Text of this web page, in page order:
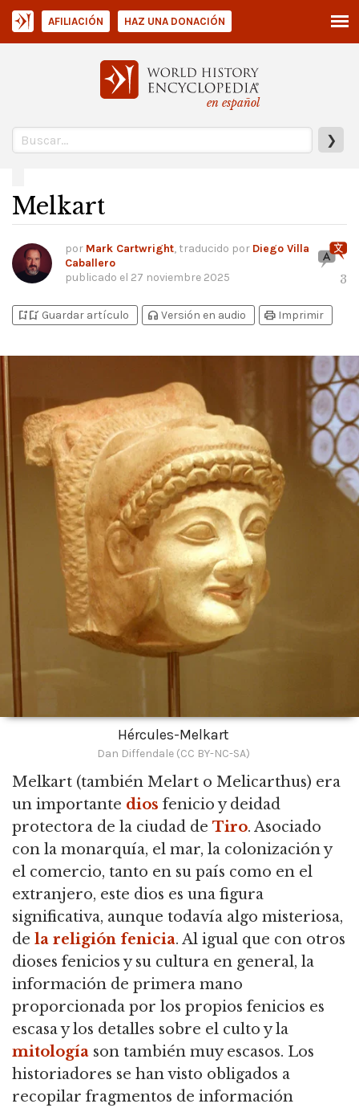
en español
❯
AFILIACIÓN HAZ UNA DONACIÓN
Melkart
por Mark Cartwright, traducido por Diego Villa
Caballero
publicado el 27 noviembre 2025 3
bookmark_addbookmark_added Guardar artículo headphones Versión en audio print Imprimir
Hércules-Melkart
Dan Diffendale (CC BY-NC-SA)
Melkart (también Melart o Melicarthus) era
un importante dios fenicio y deidad
protectora de la ciudad de Tiro. Asociado
con la monarquía, el mar, la colonización y
el comercio, tanto en su país como en el
extranjero, este dios es una figura
significativa, aunque todavía algo misteriosa,
de la religión fenicia. Al igual que con otros
dioses fenicios y su cultura en general, la
información de primera mano
proporcionada por los propios fenicios es
escasa y los detalles sobre el culto y la
mitología son también muy escasos. Los
historiadores se han visto obligados a
recopilar fragmentos de información